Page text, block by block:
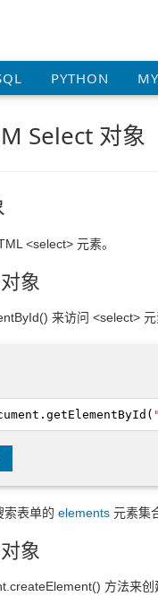
PYTHON
Select 对象
<select> 元素。
象
来访问 <select> 元
getElementById (
索表单的 elements 元素集
象
方法来创